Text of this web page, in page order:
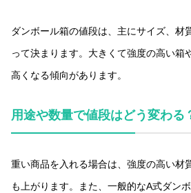
ダンボール箱の値段は、主にサイズ、材
って決まります。大きくて強度の高い箱
高くなる傾向があります。
用途や数量で値段はどう変わる
重い商品を入れる場合は、強度の高い材
も上がります。また、一般的なA式ダン